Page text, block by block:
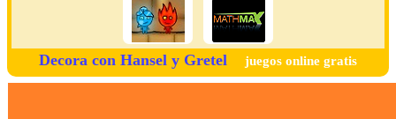
Decora con Hansel y Gretel juegos online gratis